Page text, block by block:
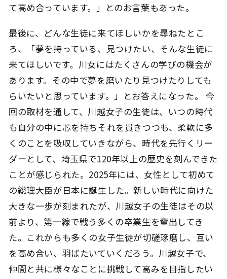
て高め合っています。」とのお言葉もあった。
最後に、どんな生徒に来てほしいかを尋ねたとこ
ろ、「夢を持っている、見つけたい、そんな生徒に
来てほしいです。川女にはたくさんの学びの機会が
あります。その中で夢を磨いたり見つけたりしても
らいたいと思っています。」とお答えになった。 今
回の取材を通して、川越女子の生徒は、いつの時代
も自分の中に芯を持ちそれを貫きつつも、柔軟に多
くのことを吸収していきながら、時代を先行くリー
ダーとして、埼玉県で120年以上の歴史を刻んできた
ことが感じられた。2025年には、女性として初めて
の総理大臣が日本に誕生した。新しい時代に向けた
大きな一歩が刻まれたが、川越女子の生徒はその以
前より、第一線で戦う多くの卒業生を輩出してき
た。これからも多くの女子生徒が切磋琢磨し、互い
を高め合い、羽ばたいていくだろう。川越女子で、
仲間と共に様々なことに挑戦して高みを目指したい